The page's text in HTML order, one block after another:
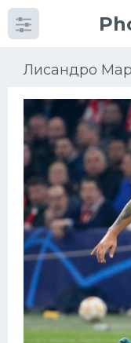
Лисандро
Еще картинки...
Футбол
Баскетбол
Хоккей